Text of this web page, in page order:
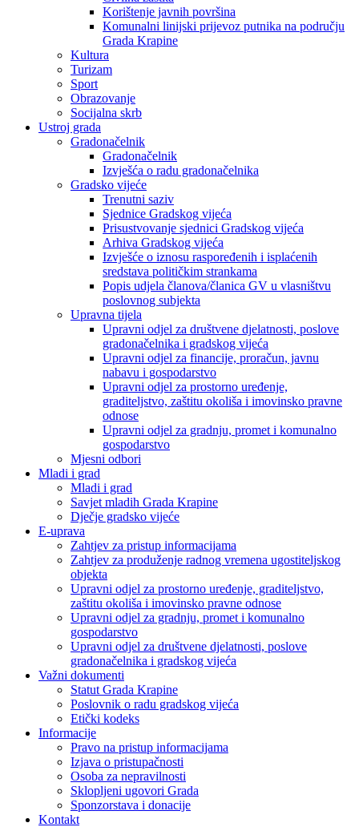
Korištenje javnih površina
Komunalni linijski prijevoz putnika na području
Grada Krapine
Kultura
Turizam
Sport
Obrazovanje
Socijalna skrb
Ustroj grada
Gradonačelnik
Gradonačelnik
Izvješća o radu gradonačelnika
Gradsko vijeće
Trenutni saziv
Sjednice Gradskog vijeća
Prisustvovanje sjednici Gradskog vijeća
Arhiva Gradskog vijeća
Izvješće o iznosu raspoređenih i isplaćenih
sredstava političkim strankama
Popis udjela članova/članica GV u vlasništvu
poslovnog subjekta
Upravna tijela
Upravni odjel za društvene djelatnosti, poslove
gradonačelnika i gradskog vijeća
Upravni odjel za financije, proračun, javnu
nabavu i gospodarstvo
Upravni odjel za prostorno uređenje,
graditeljstvo, zaštitu okoliša i imovinsko pravne
odnose
Upravni odjel za gradnju, promet i komunalno
gospodarstvo
Mjesni odbori
Mladi i grad
Mladi i grad
Savjet mladih Grada Krapine
Dječje gradsko vijeće
E-uprava
Zahtjev za pristup informacijama
Zahtjev za produženje radnog vremena ugostiteljskog
objekta
Upravni odjel za prostorno uređenje, graditeljstvo,
zaštitu okoliša i imovinsko pravne odnose
Upravni odjel za gradnju, promet i komunalno
gospodarstvo
Upravni odjel za društvene djelatnosti, poslove
gradonačelnika i gradskog vijeća
Važni dokumenti
Statut Grada Krapine
Poslovnik o radu gradskog vijeća
Etički kodeks
Informacije
Pravo na pristup informacijama
Izjava o pristupačnosti
Osoba za nepravilnosti
Sklopljeni ugovori Grada
Sponzorstava i donacije
Kontakt